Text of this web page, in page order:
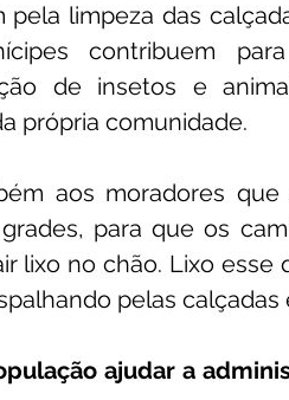
limpeza das
contribuem
de insetos e
própria comunidade.
aos moradores
para que os
lixo no chão. Lixo esse
pelas calçadas
ajudar a